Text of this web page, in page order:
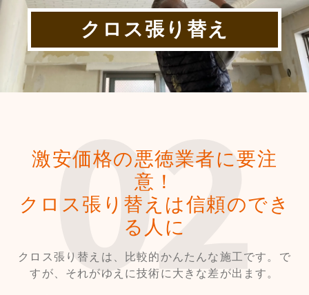
激安価格の悪徳業者に要注
意！
クロス張り替えは信頼のでき
る人に
クロス張り替えは、比較的かんたんな施工です。で
すが、それがゆえに技術に大きな差が出ます。
クロス張り替え